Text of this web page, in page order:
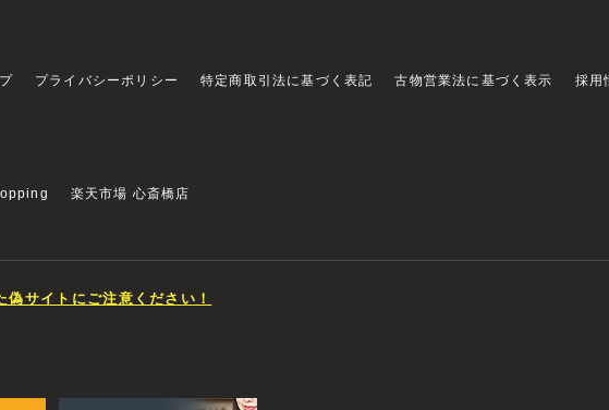
プライバシーポリシー 特定商取引法に基づく表記 古物営業法に基づく表示 採用
楽天市場 心斎橋店
偽サイトにご注意ください！